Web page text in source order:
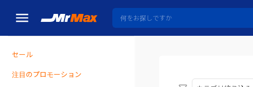
セール
注目のプロモーション